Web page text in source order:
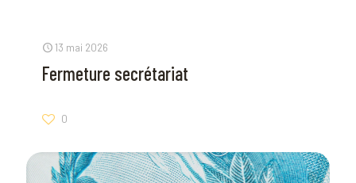
13 mai 2026
Fermeture secrétariat
0